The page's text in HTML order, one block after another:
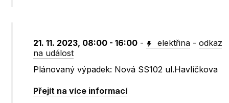
21. 11. 2023, 08:00 - 16:00 - elektřina -odkaz
na událost
Plánovaný výpadek: Nová SS102 ul.Havlíčkova
Přejít na více informací